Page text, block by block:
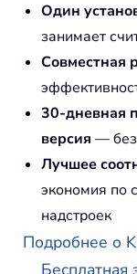
Один
занимает
Совместная
30-дневная
версия — без
Лучшее
экономия по
надстроек
Подробнее о